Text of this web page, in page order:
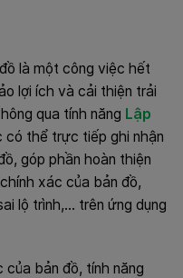
là một công việc hết
lợi ích và cải thiện trải
qua tính năng Lập
có thể trực tiếp ghi nhận
góp phần hoàn thiện
xác của bản đồ,
lộ trình,… trên ứng dụng
bản đồ, tính năng